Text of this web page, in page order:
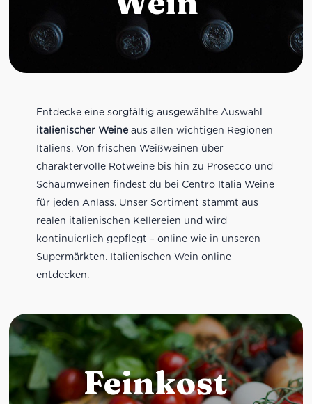
Entdecke eine sorgfältig ausgewählte Auswahl
italienischer Weineaus allen wichtigen Regionen
Italiens. Von frischen Weißweinen über
charaktervolle Rotweine bis hin zu Prosecco und
Schaumweinen findest du bei Centro Italia Weine
für jeden Anlass. Unser Sortiment stammt aus
realen italienischen Kellereien und wird
kontinuierlich gepflegt – online wie in unseren
Supermärkten. Italienischen Wein online
entdecken.
Feinkost